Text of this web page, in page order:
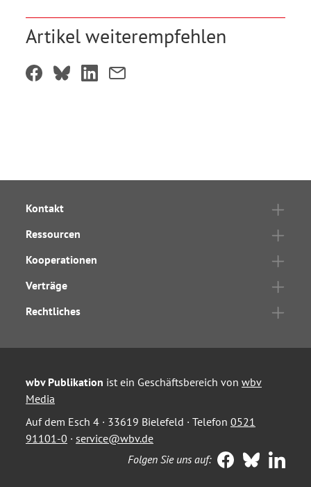
Artikel weiterempfehlen
Kontakt
Ressourcen
Kooperationen
Verträge
Rechtliches
wbv Publikation ist ein Geschäftsbereich von wbv
Media
Auf dem Esch 4 · 33619 Bielefeld · Telefon 0521
91101-0 · service@wbv.de
Folgen Sie uns auf: